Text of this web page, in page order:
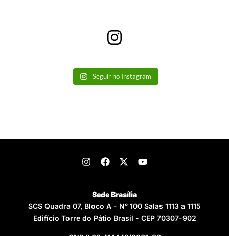
Seguir no Instagram
Sede Brasília
SCS Quadra 07, Bloco A - N° 100 Salas 1113 a 1115
Edifício Torre do Pátio Brasil - CEP 70307-902